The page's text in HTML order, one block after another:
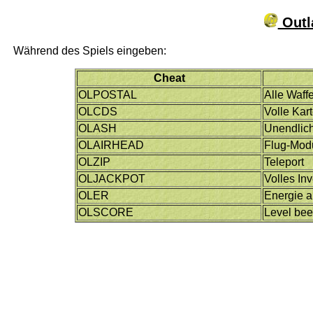
Während des Spiels eingeben:
Cheat
OLPOSTAL
Alle
OLCDS
Volle
OLASH
OLAIRHEAD
Flug-
OLZIP
Teleport
OLJACKPOT
Volles
OLER
Energie
OLSCORE
Level